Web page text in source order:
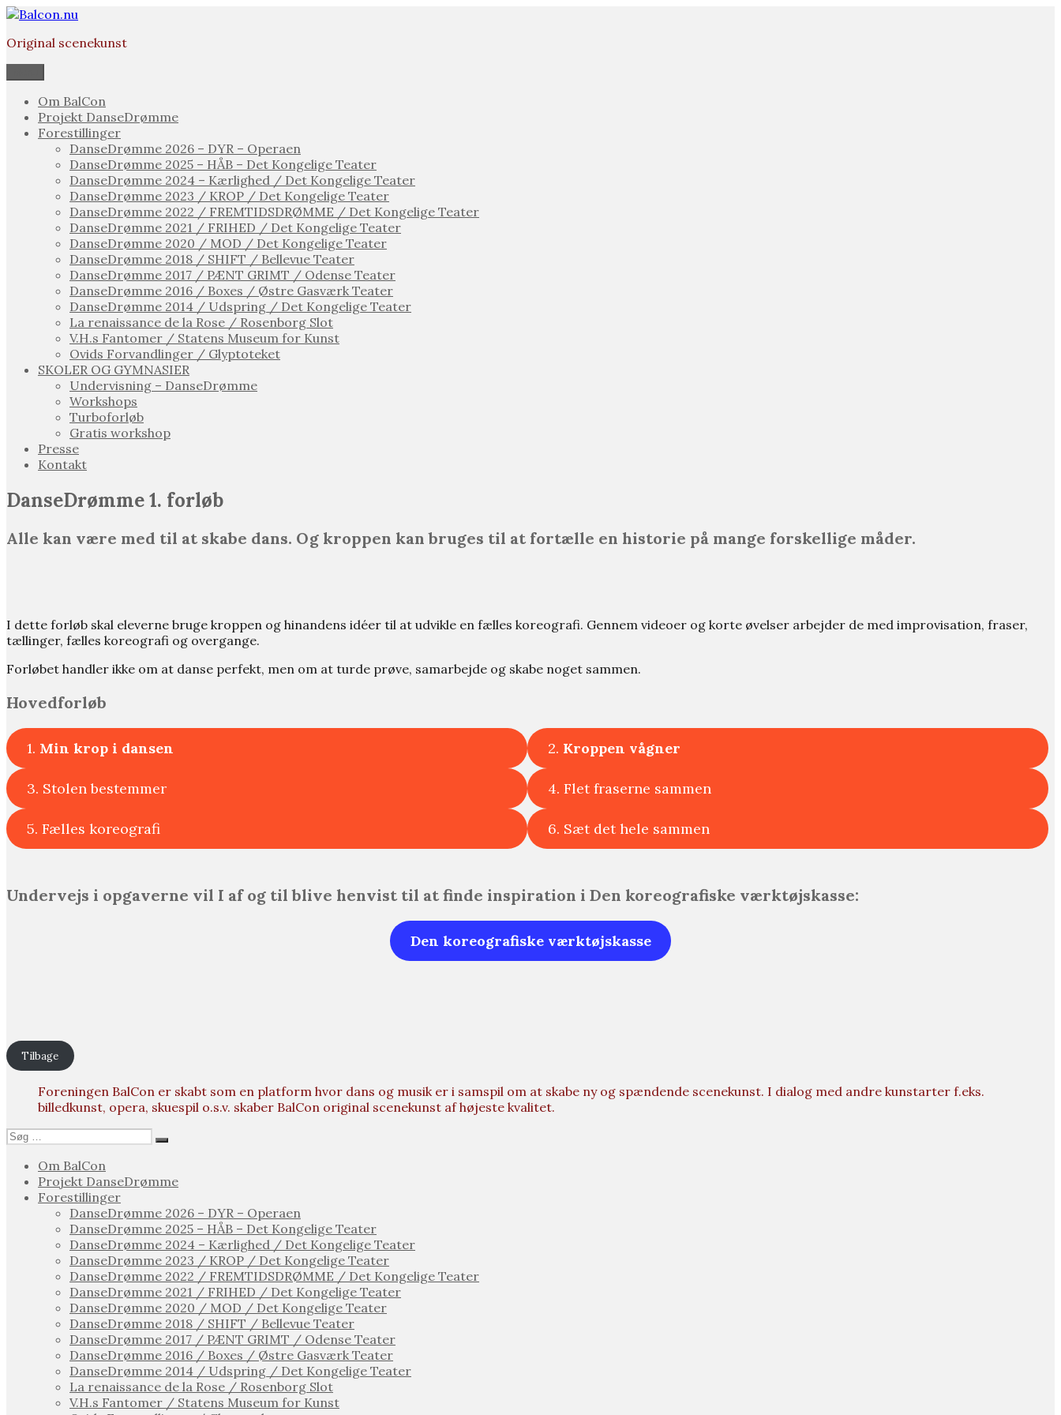
Videre
indhold
Original scenekunst
Om BalCon
Projekt DanseDrømme
Forestillinger
DanseDrømme 2026 – DYR – Operaen
DanseDrømme 2025 – HÅB – Det Kongelige Teater
DanseDrømme 2024 – Kærlighed / Det Kongelige Teater
DanseDrømme 2023 / KROP / Det Kongelige Teater
DanseDrømme 2022 / FREMTIDSDRØMME / Det Kongelige Teater
DanseDrømme 2021 / FRIHED / Det Kongelige Teater
DanseDrømme 2020 / MOD / Det Kongelige Teater
DanseDrømme 2018 / SHIFT / Bellevue Teater
DanseDrømme 2017 / PÆNT GRIMT / Odense Teater
DanseDrømme 2016 / Boxes / Østre Gasværk Teater
DanseDrømme 2014 / Udspring / Det Kongelige Teater
La renaissance de la Rose / Rosenborg Slot
V.H.s Fantomer / Statens Museum for Kunst
Ovids Forvandlinger / Glyptoteket
SKOLER OG GYMNASIER
Undervisning – DanseDrømme
Workshops
Turboforløb
Gratis workshop
Presse
Kontakt
DanseDrømme 1. forløb
Alle kan være med til at skabe dans. Og kroppen kan bruges til at fortælle en historie på mange forskellige måder.
I dette forløb skal eleverne bruge kroppen og hinandens idéer til at udvikle en fælles koreografi. Gennem videoer og korte øvelser arbejder de med improvisation, fraser,
tællinger, fælles koreografi og overgange.
Forløbet handler ikke om at danse perfekt, men om at turde prøve, samarbejde og skabe noget sammen.
Hovedforløb
1. Min krop i dansen 2. Kroppen vågner
3. Stolen bestemmer 4. Flet fraserne sammen
5. Fælles koreografi 6. Sæt det hele sammen
Undervejs i opgaverne vil I af og til blive henvist til at finde inspiration i Den koreografiske værktøjskasse:
Den koreografiske værktøjskasse
Tilbage
Foreningen BalCon er skabt som en platform hvor dans og musik er i samspil om at skabe ny og spændende scenekunst. I dialog med andre kunstarter f.eks.
billedkunst, opera, skuespil o.s.v. skaber BalCon original scenekunst af højeste kvalitet.
Søg
Søg
Om BalCon
Projekt DanseDrømme
Forestillinger
DanseDrømme 2026 – DYR – Operaen
DanseDrømme 2025 – HÅB – Det Kongelige Teater
DanseDrømme 2024 – Kærlighed / Det Kongelige Teater
DanseDrømme 2023 / KROP / Det Kongelige Teater
DanseDrømme 2022 / FREMTIDSDRØMME / Det Kongelige Teater
DanseDrømme 2021 / FRIHED / Det Kongelige Teater
DanseDrømme 2020 / MOD / Det Kongelige Teater
DanseDrømme 2018 / SHIFT / Bellevue Teater
DanseDrømme 2017 / PÆNT GRIMT / Odense Teater
DanseDrømme 2016 / Boxes / Østre Gasværk Teater
DanseDrømme 2014 / Udspring / Det Kongelige Teater
La renaissance de la Rose / Rosenborg Slot
V.H.s Fantomer / Statens Museum for Kunst